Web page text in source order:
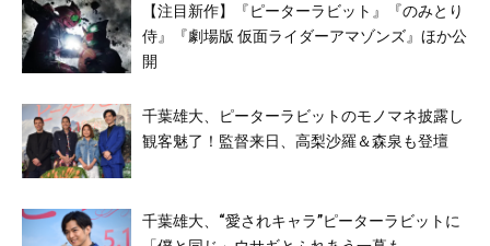
【注目新作】『ピーターラビット』『のみとり
侍』『劇場版 仮面ライダーアマゾンズ』ほか公
開
千葉雄大、ピーターラビットのモノマネ披露し
観客魅了！監督来日、高梨沙羅＆森泉も登壇
千葉雄大、“愛されキャラ”ピーターラビットに